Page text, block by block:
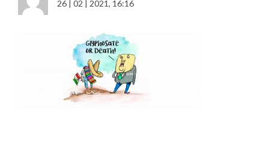
26 | 02 | 2021, 16:16